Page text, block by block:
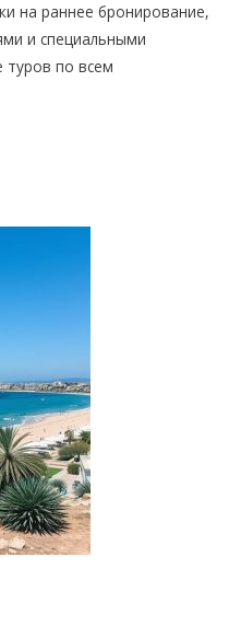
на раннее бронирование,
и специальными
по всем